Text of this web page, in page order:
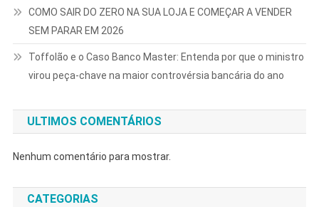
COMO SAIR DO ZERO NA SUA LOJA E COMEÇAR A VENDER
SEM PARAR EM 2026
Toffolão e o Caso Banco Master: Entenda por que o ministro
virou peça-chave na maior controvérsia bancária do ano
ULTIMOS COMENTÁRIOS
Nenhum comentário para mostrar.
CATEGORIAS